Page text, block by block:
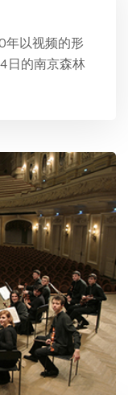
年以视频的形
日的南京森林